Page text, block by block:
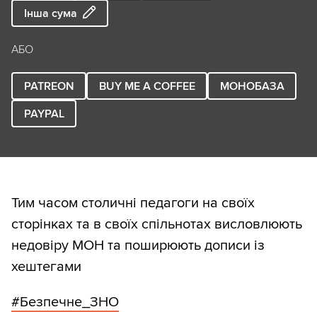
Інша сума
АБО
PATREON BUY ME A COFFEE
МОНОБАЗА
PAYPAL
Тим часом столичні педагоги на своїх
сторінках та в своїх спільнотах висловлюють
недовіру МОН та поширюють дописи із
хештегами
#Безпечне_ЗНО